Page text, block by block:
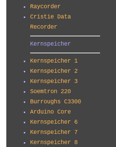
Raycorder
Cristie Data
Recorder
Kernspeicher
Kernspeicher 1
Kernspeicher 2
Kernspeicher 3
Soemtron 220
Burroughs C3300
Arduino Core
Kernspeicher 6
Kernspeicher 7
Kernspeicher 8